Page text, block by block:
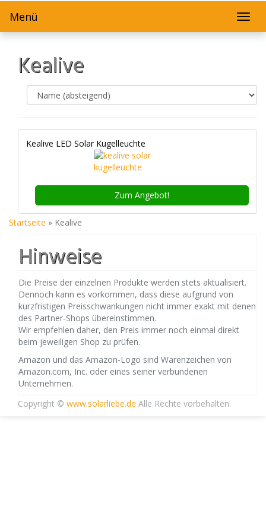
Skip
Menü
Kealive
Kealive LED Solar Kugelleuchte
Zum Angebot!
Startseite » Kealive
Hinweise
Die Preise der einzelnen Produkte werden stets aktualisiert.
Dennoch kann es vorkommen, dass diese aufgrund von
kurzfristigen Preisschwankungen nicht immer exakt mit denen
des Partner-Shops übereinstimmen.
Wir empfehlen daher, den Preis immer noch einmal direkt
beim jeweiligen Shop zu prüfen.
Amazon und das Amazon-Logo sind Warenzeichen von
Amazon.com, Inc. oder eines seiner verbundenen
Unternehmen.
Copyright © www.solarliebe.de Alle Rechte vorbehalten.